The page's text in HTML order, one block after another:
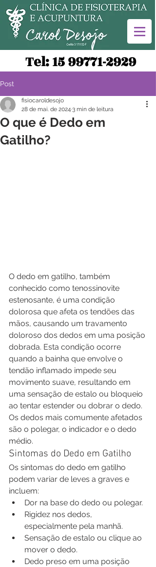
Tel:15 99771-2929
Post
O que é Dedo em
Gatilho?
fisiocaroldesojo
28 de mai. de 2024 3 min de leitura
O dedo em gatilho, também
conhecido como tenossinovite
estenosante, é uma condição
dolorosa que afeta os tendões das
mãos, causando um travamento
doloroso dos dedos em uma posição
dobrada. Esta condição ocorre
quando a bainha que envolve o
tendão inflamado impede seu
movimento suave, resultando em
uma sensação de estalo ou bloqueio
ao tentar estender ou dobrar o dedo.
Os dedos mais comumente afetados
são o polegar, o indicador e o dedo
médio.
Sintomas do Dedo em Gatilho
Os sintomas do dedo em gatilho
podem variar de leves a graves e
incluem:
Dor na base do dedo ou polegar.
Rigidez nos dedos,
especialmente pela manhã.
Sensação de estalo ou clique ao
mover o dedo.
Dedo preso em uma posição